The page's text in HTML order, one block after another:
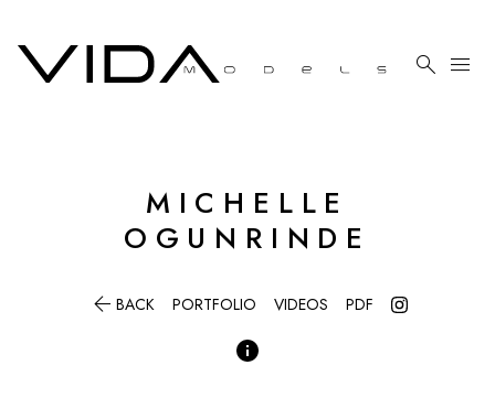
 menu
MICHELLE
OGUNRINDE
 BACK PORTFOLIO VIDEOS PDF